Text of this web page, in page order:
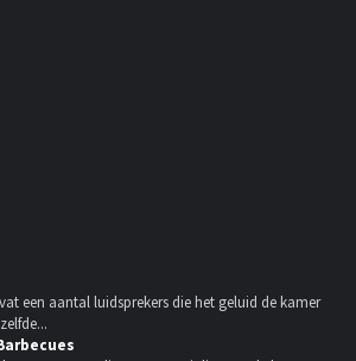
een aantal luidsprekers die het geluid de kamer